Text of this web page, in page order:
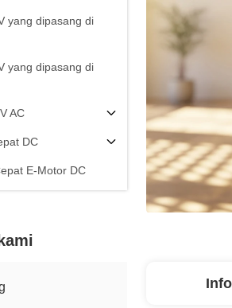
yang dipasang di
yang dipasang di
AC
DC
E-Motor DC